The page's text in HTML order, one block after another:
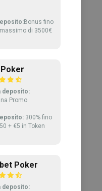
Bonus fino
di 3500€
deposito:
Promo
300% fino
+ €5 in Token
Poker
deposito: